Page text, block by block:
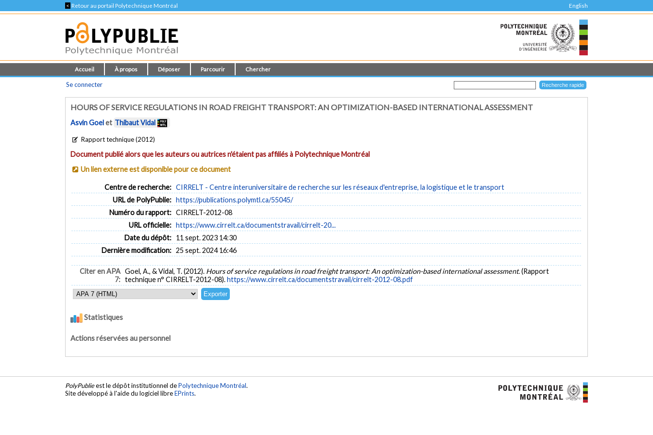
< Retour au portail Polytechnique Montréal English
Accueil À propos Déposer Parcourir Chercher
Se connecter
HOURS OF SERVICE REGULATIONS IN ROAD FREIGHT TRANSPORT: AN OPTIMIZATION-BASED INTERNATIONAL ASSESSMENT
Asvin Goelet Thibaut Vidal
Rapport technique (2012)
Document publié alors que les auteurs ou autrices n'étaient pas affiliés à Polytechnique Montréal
Un lien externe est disponible pour ce document
Centre de recherche: CIRRELT - Centre interuniversitaire de recherche sur les réseaux d'entreprise, la logistique et le transport
URL de PolyPublie: https://publications.polymtl.ca/55045/
Numéro du rapport: CIRRELT-2012-08
URL officielle: https://www.cirrelt.ca/documentstravail/cirrelt-20...
Date du dépôt: 11 sept. 2023 14:30
Dernière modification: 25 sept. 2024 16:46
Citer en APA
7:
Goel, A., & Vidal, T. (2012). Hours of service regulations in road freight transport: An optimization-based international assessment.(Rapport
technique n° CIRRELT-2012-08).https://www.cirrelt.ca/documentstravail/cirrelt-2012-08.pdf
Statistiques
Actions réservées au personnel
PolyPublieest le dépôt institutionnel dePolytechnique Montréal.
Site développé à l'aide du logiciel libreEPrints.